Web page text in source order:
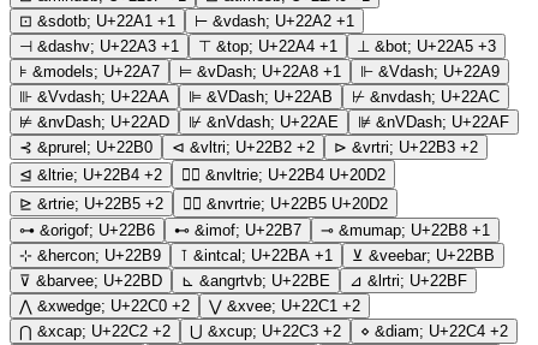
⊡ &sdotb; U+22A1 +1 ⊢ &vdash; U+22A2 +1
⊣ &dashv; U+22A3 +1 ⊤ &top; U+22A4 +1 ⊥ &bot; U+22A5 +3
⊧ &models; U+22A7 ⊨ &vDash; U+22A8 +1 ⊩ &Vdash; U+22A9
⊪ &Vvdash; U+22AA ⊫ &VDash; U+22AB ⊬ &nvdash; U+22AC
⊭ &nvDash; U+22AD ⊮ &nVdash; U+22AE ⊯ &nVDash; U+22AF
⊰ &prurel; U+22B0 ⊲ &vltri; U+22B2 +2 ⊳ &vrtri; U+22B3 +2
⊴ &ltrie; U+22B4 +2 ⊴⃒ &nvltrie; U+22B4 U+20D2
⊵ &rtrie; U+22B5 +2 ⊵⃒ &nvrtrie; U+22B5 U+20D2
⊶ &origof; U+22B6 ⊷ &imof; U+22B7 ⊸ &mumap; U+22B8 +1
⊹ &hercon; U+22B9 ⊺ &intcal; U+22BA +1 ⊻ &veebar; U+22BB
⊽ &barvee; U+22BD ⊾ &angrtvb; U+22BE ⊿ &lrtri; U+22BF
⋀ &xwedge; U+22C0 +2 ⋁ &xvee; U+22C1 +2
⋂ &xcap; U+22C2 +2 ⋃ &xcup; U+22C3 +2 ⋄ &diam; U+22C4 +2